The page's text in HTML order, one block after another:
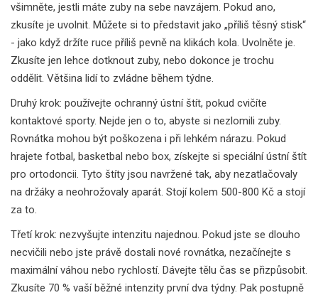
všimněte, jestli máte zuby na sebe navzájem. Pokud ano,
zkusíte je uvolnit. Můžete si to představit jako „příliš těsný stisk“
- jako když držíte ruce příliš pevně na klikách kola. Uvolněte je.
Zkusíte jen lehce dotknout zuby, nebo dokonce je trochu
oddělit. Většina lidí to zvládne během týdne.
Druhý krok: používejte ochranný ústní štít, pokud cvičíte
kontaktové sporty. Nejde jen o to, abyste si nezlomili zuby.
Rovnátka mohou být poškozena i při lehkém nárazu. Pokud
hrajete fotbal, basketbal nebo box, získejte si speciální ústní štít
pro ortodoncii. Tyto štíty jsou navržené tak, aby nezatlačovaly
na držáky a neohrožovaly aparát. Stojí kolem 500-800 Kč a stojí
za to.
Třetí krok: nezvyšujte intenzitu najednou. Pokud jste se dlouho
necvičili nebo jste právě dostali nové rovnátka, nezačínejte s
maximální váhou nebo rychlostí. Dávejte tělu čas se přizpůsobit.
Zkusíte 70 % vaší běžné intenzity první dva týdny. Pak postupně